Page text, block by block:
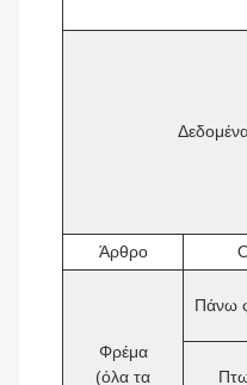
Άρθρο
Φρέμα
(όλα τα
Πάνω